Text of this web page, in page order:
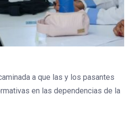
a que las y los pasantes
en las dependencias de la